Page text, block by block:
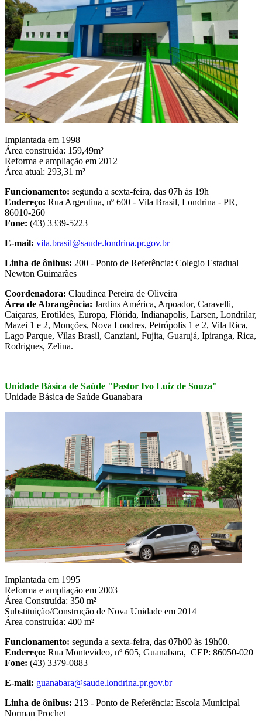
Implantada em 1998
Área construída: 159,49m²
Reforma e ampliação em 2012
Área atual: 293,31 m²
Funcionamento: segunda a sexta-feira, das 07h às 19h
Endereço: Rua Argentina, nº 600 - Vila Brasil, Londrina - PR,
86010-260
Fone: (43) 3339-5223
E-mail: vila.brasil@saude.londrina.pr.gov.br
Linha de ônibus: 200 - Ponto de Referência: Colegio Estadual
Newton Guimarães
Coordenadora: Claudinea Pereira de Oliveira
Área de Abrangência: Jardins América, Arpoador, Caravelli,
Caiçaras, Erotildes, Europa, Flórida, Indianapolis, Larsen, Londrilar,
Mazei 1 e 2, Monções, Nova Londres, Petrópolis 1 e 2, Vila Rica,
Lago Parque, Vilas Brasil, Canziani, Fujita, Guarujá, Ipiranga, Rica,
Rodrigues, Zelina.
Unidade Básica de Saúde "Pastor Ivo Luiz de Souza"
Unidade Básica de Saúde Guanabara
Implantada em 1995
Reforma e ampliação em 2003
Área Construída: 350 m²
Substituição/Construção de Nova Unidade em 2014
Área construída: 400 m²
Funcionamento: segunda a sexta-feira, das 07h00 às 19h00.
Endereço: Rua Montevideo, nº 605, Guanabara, CEP: 86050-020
Fone: (43) 3379-0883
E-mail: guanabara@saude.londrina.pr.gov.br
Linha de ônibus: 213 - Ponto de Referência: Escola Municipal
Norman Prochet